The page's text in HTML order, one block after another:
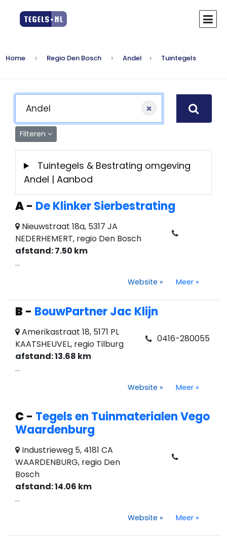
Home Regio Den Bosch Andel Tuintegels
×
Filteren
Tuintegels & Bestrating omgeving
Andel | Aanbod
A- De Klinker Sierbestrating
Nieuwstraat 18a, 5317 JA
NEDERHEMERT, regio Den Bosch
afstand: 7.50 km
...
Website » Meer »
B - BouwPartner Jac Klijn
Amerikastraat 18, 5171 PL
KAATSHEUVEL, regio Tilburg
afstand: 13.68 km
...
0416-280055
Website » Meer »
C - Tegels en Tuinmaterialen Vego
Waardenburg
Industrieweg 5, 4181 CA
WAARDENBURG, regio Den
Bosch
afstand: 14.06 km
...
Website » Meer »